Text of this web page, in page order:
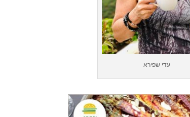
עדי שפירא